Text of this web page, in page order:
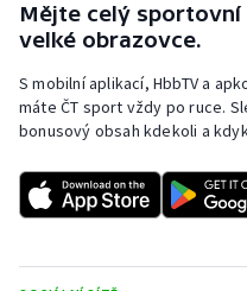
Veslování
Vodní slalom
Ostatní
Mějte celý sportovní
velké obrazovce.
S mobilní aplikací, HbbTV a
máte ČT sport vždy po ruce.
bonusový obsah kdekoli a